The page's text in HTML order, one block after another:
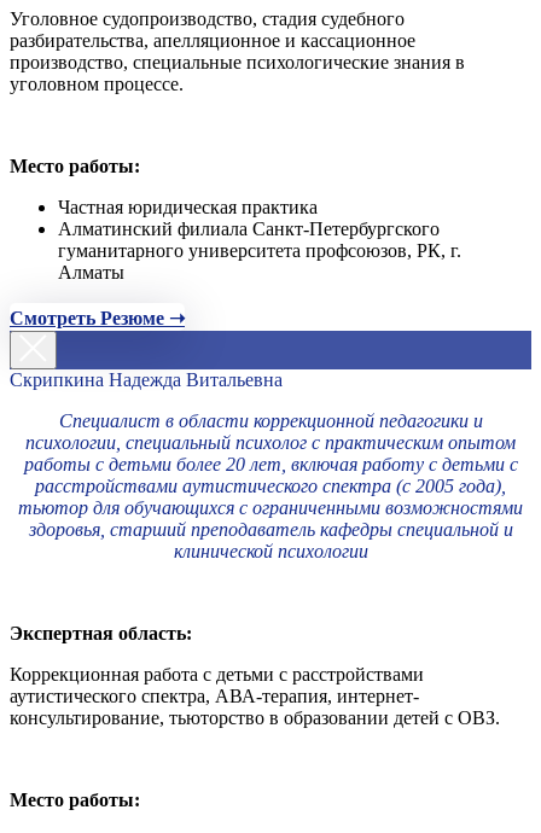
Уголовное судопроизводство, стадия судебного
разбирательства, апелляционное и кассационное
производство, специальные психологические знания в
уголовном процессе.
Место работы:
Частная юридическая практика
Алматинский филиала Санкт-Петербургского
гуманитарного университета профсоюзов, РК, г.
Алматы
Смотреть Резюме ➝
Скрипкина Надежда Витальевна
Специалист в области коррекционной педагогики и
психологии, специальный психолог с практическим опытом
работы с детьми более 20 лет, включая работу с детьми с
расстройствами аутистического спектра (с 2005 года),
тьютор для обучающихся с ограниченными возможностями
здоровья, старший преподаватель кафедры специальной и
клинической психологии
Экспертная область:
Коррекционная работа с детьми с расстройствами
аутистического спектра, АВА-терапия, интернет-
консультирование, тьюторство в образовании детей с ОВЗ.
Место работы: